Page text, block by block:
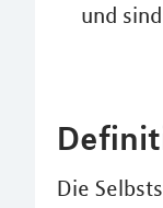
und
Die